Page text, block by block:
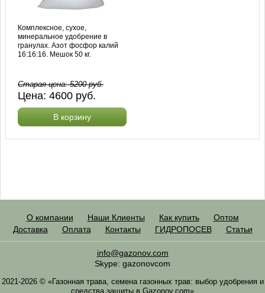
Комплексное, сухое,
минеральное удобрение в
гранулах. Азот фосфор калий
16:16:16. Мешок 50 кг.
Старая цена:5200руб.
Цена:4600 руб.
В корзину
О компании Наши Клиенты Как купить
Оптом
Доставка
Оплата Контакты ГИДРОПОСЕВ Статьи
info@gazonov.com
Skype: gazonovcom
2021-2026 © «Газонная трава, семена газонных трав: выбор удобрения и
средства защиты в Gazonov.com»